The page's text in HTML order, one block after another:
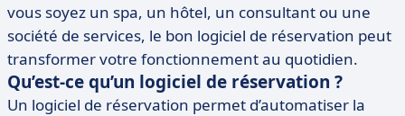
vous soyez un spa, un hôtel, un consultant ou une
société de services, le bon logiciel de réservation peut
transformer votre fonctionnement au quotidien.
Qu’est-ce qu’un logiciel de réservation ?
Un logiciel de réservation permet d’automatiser la